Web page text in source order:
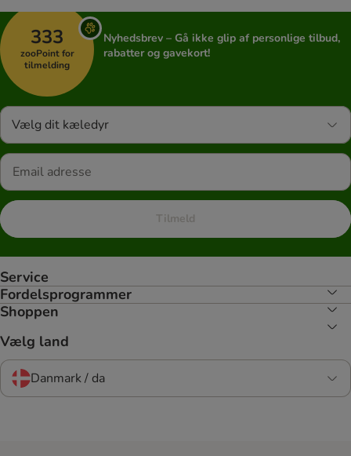
333
zooPoint for
tilmelding
Nyhedsbrev – Gå ikke glip af personlige tilbud,
rabatter og gavekort!
Vælg dit kæledyr
Tilmeld
Service
Fordelsprogrammer
Shoppen
Vælg land
Danmark / da